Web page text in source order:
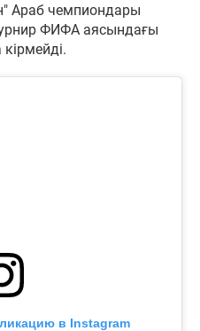
Араб чемпиондары
ФИФА аясындағы
в Instagram